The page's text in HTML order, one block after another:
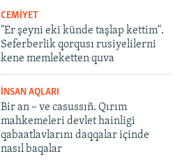
CEMİYET
"Er şeyni eki künde taşlap kettim".
Seferberlik qorqusı rusiyelilerni
kene memleketten quva
İNSAN AQLARI
Bir an – ve casussıñ. Qırım
mahkemeleri devlet hainligi
qabaatlavlarını daqqalar içinde
nasıl baqalar